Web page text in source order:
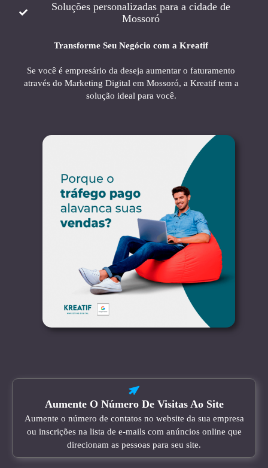
Soluções personalizadas para a cidade de
Mossoró
Transforme Seu Negócio com a Kreatif
Se você é empresário da deseja aumentar o faturamento
através do Marketing Digital em Mossoró, a Kreatif tem a
solução ideal para você.
Aumente O Número De Visitas Ao Site
Aumente o número de contatos no website da sua empresa
ou inscrições na lista de e-mails com anúncios online que
direcionam as pessoas para seu site.